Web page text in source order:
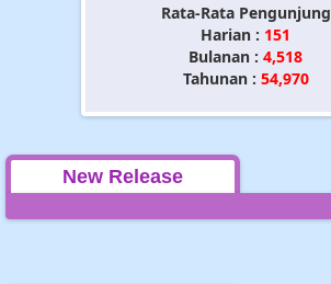
Rata-Rata Pengunjung
Harian : 151
Bulanan : 4,518
Tahunan : 54,970
New Release